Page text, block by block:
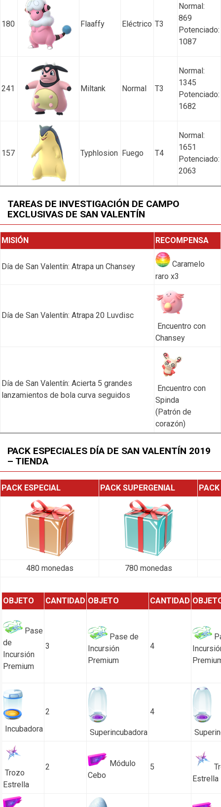
180 Flaaffy Eléctrico T3
Normal:
869
Potenciado:
1087
241 Miltank Normal T3
Normal:
1345
Potenciado:
1682
157 Typhlosion Fuego T4
Normal:
1651
Potenciado:
2063
TAREAS DE INVESTIGACIÓN DE CAMPO
EXCLUSIVAS DE SAN VALENTÍN
MISIÓN RECOMPENSA
Día de San Valentín: Atrapa un Chansey
Caramelo
raro x3
Día de San Valentín: Atrapa 20 Luvdisc
Encuentro con
Chansey
Día de San Valentín: Acierta 5 grandes
lanzamientos de bola curva seguidos
Encuentro con
Spinda
(Patrón de
corazón)
PACK ESPECIALES DÍA DE SAN VALENTÍN 2019
– TIENDA
PACK ESPECIAL PACK SUPERGENIAL
480 monedas 780 monedas
OBJETO CANTIDAD OBJETO CANTIDAD
Pase
de
Incursión
Premium
3
Pase de
Incursión
Premium
4
Incubadora
2
Superincubadora
4
Trozo
Estrella
2
Módulo
Cebo
5
Estrella